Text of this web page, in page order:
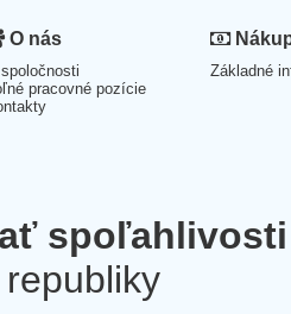
O nás
pracovné pozície
Základné
spoľahlivosti